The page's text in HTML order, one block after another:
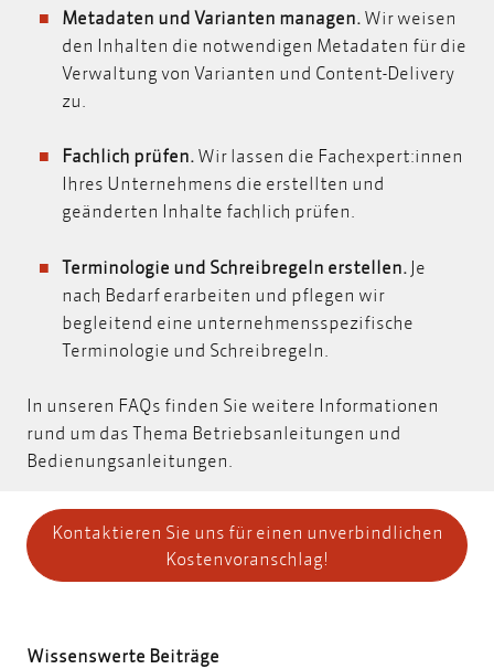
Metadaten und Varianten managen.Wir weisen
den Inhalten die notwendigen Metadaten für die
Verwaltung von Varianten und Content-Delivery
zu.
Fachlich prüfen.Wir lassen die Fachexpert:innen
Ihres Unternehmens die erstellten und
geänderten Inhalte fachlich prüfen.
Terminologie und Schreibregeln erstellen. Je
nach Bedarf erarbeiten und pflegen wir
begleitend eine unternehmensspezifische
Terminologie und Schreibregeln.
In unseren FAQs finden Sie weitere Informationen
rund um das Thema Betriebsanleitungen und
Bedienungsanleitungen.
Kontaktieren Sie uns für einen unverbindlichen
Kostenvoranschlag!
Wissenswerte Beiträge